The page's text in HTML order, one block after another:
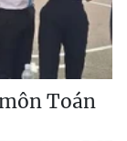
Toán